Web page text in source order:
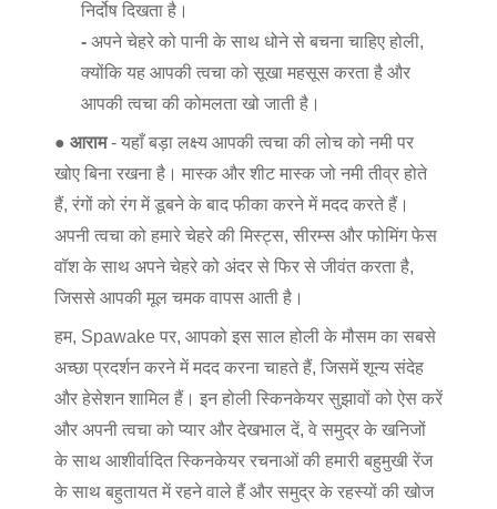
निर्दोष दिखता है।
- अपने चेहरे को पानी के साथ धोने से बचना चाहिए होली,
क्योंकि यह आपकी त्वचा को सूखा महसूस करता है और
आपकी त्वचा की कोमलता खो जाती है।
● आराम- यहाँ बड़ा लक्ष्य आपकी त्वचा की लोच को नमी पर
खोए बिना रखना है। मास्क और शीट मास्क जो नमी तीव्र होते
हैं, रंगों को रंग में डूबने के बाद फीका करने में मदद करते हैं।
अपनी त्वचा को हमारे चेहरे की मिस्ट्स, सीरम्स और फोमिंग फेस
वॉश के साथ अपने चेहरे को अंदर से फिर से जीवंत करता है,
जिससे आपकी मूल चमक वापस आती है।
हम, Spawake पर, आपको इस साल होली के मौसम का सबसे
अच्छा प्रदर्शन करने में मदद करना चाहते हैं, जिसमें शून्य संदेह
और हेसेशन शामिल हैं। इन होली स्किनकेयर सुझावों को ऐस करें
और अपनी त्वचा को प्यार और देखभाल दें, वे समुद्र के खनिजों
के साथ आशीर्वादित स्किनकेयर रचनाओं की हमारी बहुमुखी रेंज
के साथ बहुतायत में रहने वाले हैं और समुद्र के रहस्यों की खोज